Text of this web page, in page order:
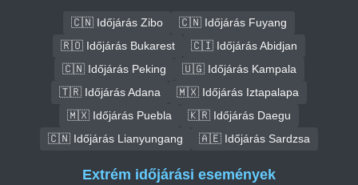
🇨🇳 Időjárás Zibo
🇨🇳 Időjárás Fuyang
🇷🇴 Időjárás Bukarest
🇨🇮 Időjárás Abidjan
🇨🇳 Időjárás Peking
🇺🇬 Időjárás Kampala
🇹🇷 Időjárás Adana
🇲🇽 Időjárás Iztapalapa
🇲🇽 Időjárás Puebla
🇰🇷 Időjárás Daegu
🇨🇳 Időjárás Lianyungang
🇦🇪 Időjárás Sardzsa
Extrém időjárási események